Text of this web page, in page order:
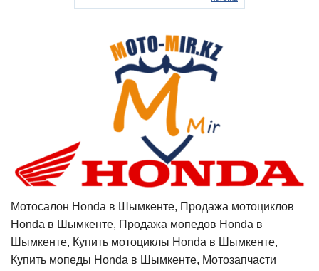
Мотосалон Honda в Шымкенте, Продажа мотоциклов
Honda в Шымкенте, Продажа мопедов Honda в
Шымкенте, Купить мотоциклы Honda в Шымкенте,
Купить мопеды Honda в Шымкенте, Мотозапчасти